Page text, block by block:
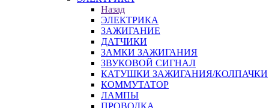
Назад
ЭЛЕКТРИКА
ЗАЖИГАНИЕ
ДАТЧИКИ
ЗАМКИ ЗАЖИГАНИЯ
ЗВУКОВОЙ СИГНАЛ
КАТУШКИ ЗАЖИГАНИЯ/КОЛПАЧКИ
КОММУТАТОР
ЛАМПЫ
ПРОВОДКА